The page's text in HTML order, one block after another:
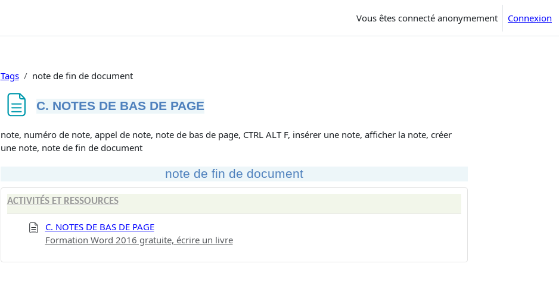
Vous êtes connecté anonymement Connexion
Tags note de fin de document
C. NOTES DE BAS DE PAGE
Conditions d’achèvement
note, numéro de note, appel de note, note de bas de page, CTRL ALT F, insérer une note, afficher la note, créer
une note, note de fin de document
note de fin de document
ACTIVITÉS ET RESSOURCES
C. NOTES DE BAS DE PAGE
Formation Word 2016 gratuite, écrire un livre